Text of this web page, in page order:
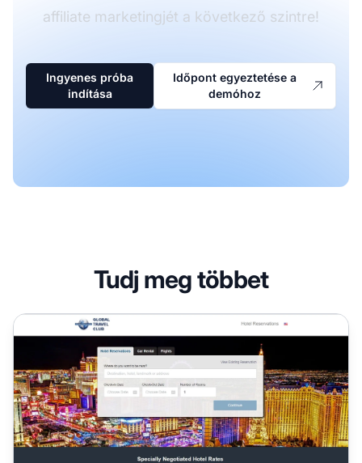
affiliate marketingjét a következő szintre!
Ingyenes próba
indítása
Időpont egyeztetése a
demóhoz
Tudj meg többet
Rezervco Partnerprogram